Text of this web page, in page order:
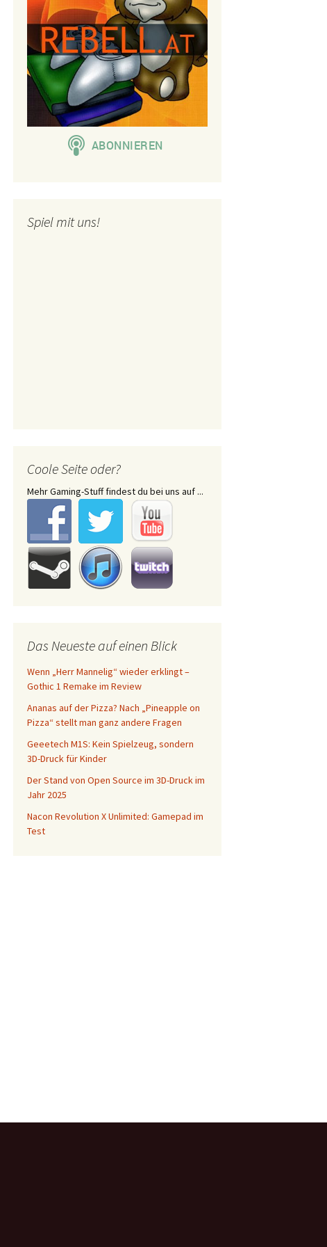
Spiel mit uns!
Coole Seite oder?
Mehr Gaming-Stuff findest du bei uns auf ...
Das Neueste auf einen Blick
Wenn „Herr Mannelig“ wieder erklingt –
Gothic 1 Remake im Review
Ananas auf der Pizza? Nach „Pineapple on
Pizza“ stellt man ganz andere Fragen
Geeetech M1S: Kein Spielzeug, sondern
3D-Druck für Kinder
Der Stand von Open Source im 3D-Druck im
Jahr 2025
Nacon Revolution X Unlimited: Gamepad im
Test